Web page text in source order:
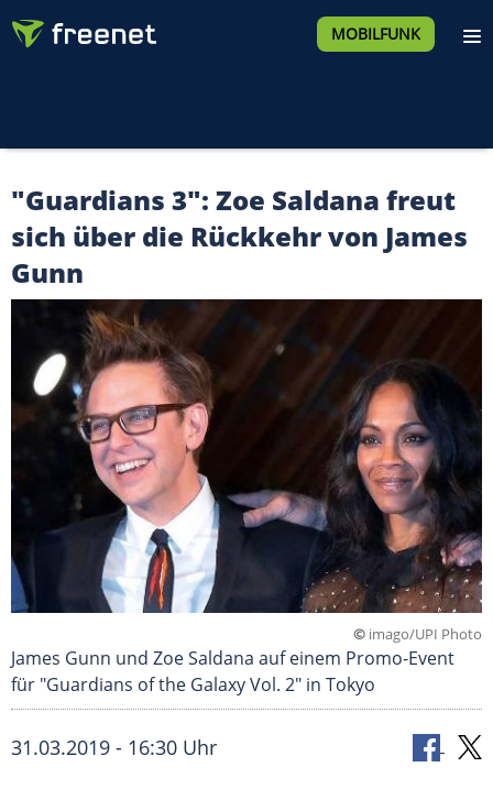
MOBILFUNK
"Guardians 3": Zoe Saldana freut
sich über die Rückkehr von James
Gunn
© imago/UPI Photo
James Gunn und Zoe Saldana auf einem Promo-Event
für "Guardians of the Galaxy Vol. 2" in Tokyo
31.03.2019 - 16:30 Uhr